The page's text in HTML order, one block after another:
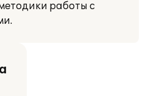
работы с